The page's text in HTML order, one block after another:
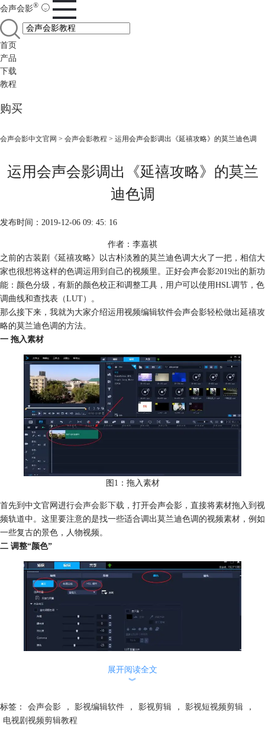
会声会影®
首页
产品
下载
教程
购买
会声会影中文官网 > 会声会影教程 > 运用会声会影调出《延禧攻略》的莫兰迪色调
运用会声会影调出《延禧攻略》的莫兰
迪色调
发布时间：2019-12-06 09: 45: 16
作者：李嘉祺
之前的古装剧《延禧攻略》以古朴淡雅的莫兰迪色调大火了一把，相信大
家也很想将这样的色调运用到自己的视频里。正好会声会影2019出的新功
能：颜色分级，有新的颜色校正和调整工具，用户可以使用HSL调节，色
调曲线和查找表（LUT）。
那么接下来，我就为大家介绍运用视频编辑软件会声会影轻松做出延禧攻
略的莫兰迪色调的方法。
一 拖入素材
图1：拖入素材
首先到中文官网进行会声会影下载 ，打开会声会影，直接将素材拖入到视
频轨道中。这里要注意的是找一些适合调出莫兰迪色调的视频素材，例如
一些复古的景色，人物视频。
二 调整“颜色”
图2：调整“颜色”
这篇文章主要运用的新“颜色”功能。在“颜色”中调整基本，色调曲线，
HSL调节。
展开阅读全文
︾
标签： 会声会影 ， 影视编辑软件 ， 影视剪辑 ， 影视短视频剪辑
，
电视剧视频剪辑教程